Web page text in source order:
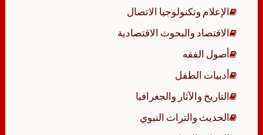
الإعلام وتكنولوجيا الاتصال
الاقتصاد والبحوث الاقتصادية
أصول الفقه
أدبيات الطفل
التاريخ والآثار والجغرافيا
الحديث والتراث النبوي